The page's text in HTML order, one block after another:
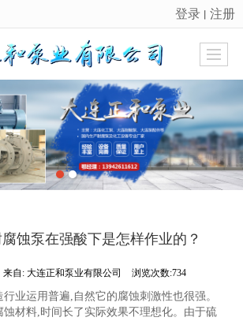
很遗憾，因您的浏览器版本过低导致无法获得最佳浏览体验，推荐下载安装谷歌浏览器！
登录 丨 注册
蚀泵在强酸下是怎样作业的？
自: 大连正和泵业有限公司 浏览次数:734
业运用普遍,自然它的腐蚀刺激性也很强。
蚀材料,时间长了实际效果不理想化。由于硫